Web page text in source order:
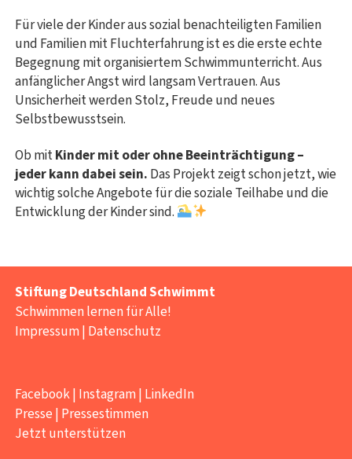
Für viele der Kinder aus sozial benachteiligten Familien
und Familien mit Fluchterfahrung ist es die erste echte
Begegnung mit organisiertem Schwimmunterricht. Aus
anfänglicher Angst wird langsam Vertrauen. Aus
Unsicherheit werden Stolz, Freude und neues
Selbstbewusstsein.
Ob mitKinder mit oder ohne Beeinträchtigung –
jeder kann dabei sein. Das Projekt zeigt schon jetzt, wie
wichtig solche Angebote für die soziale Teilhabe und die
Entwicklung der Kinder sind.
Stiftung Deutschland Schwimmt
Schwimmen lernen für Alle!
Impressum| Datenschutz
Facebook| Instagram| LinkedIn
Presse | Pressestimmen
Jetzt unterstützen